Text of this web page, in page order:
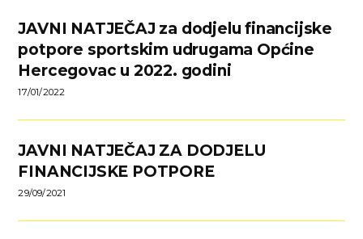
JAVNI NATJEČAJ za dodjelu financijske
potpore sportskim udrugama Općine
Hercegovac u 2022. godini
17/01/2022
JAVNI NATJEČAJ ZA DODJELU
FINANCIJSKE POTPORE
29/09/2021